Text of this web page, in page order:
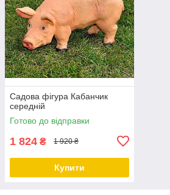
Садова фігура Кабанчик
середній
Готово до відправки
1 824 ₴ 1 920 ₴
Купити